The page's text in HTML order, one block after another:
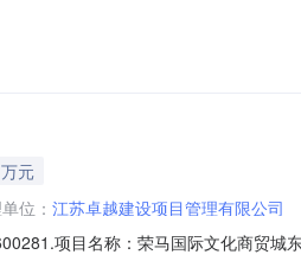
合格180天2、中标候选人按照招标文
元
位： 江苏卓越建设项目管理有限公司
项目名称：荣马国际文化商贸城